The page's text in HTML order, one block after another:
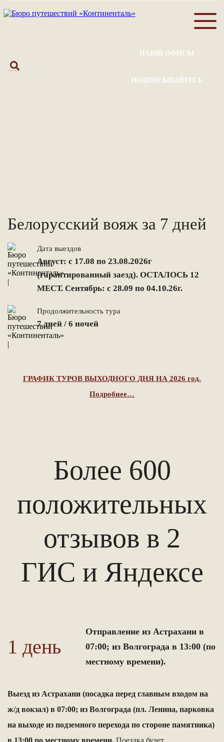
НАШИ ОФИСЫ
ПОДПИСЫВАЙТЕСЬ
Белорусский вояж за 7 дней
Дата выездов
Август: с 17.08 по 23.08.2026г
(гарантированный заезд). ОСТАЛОСЬ 12
МЕСТ. Сентябрь: с 28.09 по 04.10.26г.
Продолжительность тура
7 дней / 6 ночей
ГРАФИК ТУРОВ ВЫХОДНОГО ДНЯ НА 2026 год.
Подробнее…
Более 600
положительных
отзывов в 2
ГИС и Яндексе
1 день
Отправление из Астрахани в
07:00; из Волгограда в 13:00 (по
местному времени).
Выезд из Астрахани (посадка перед главным входом на
ж/д вокзал) в 07:00; из Волгограда (пл. Ленина, парковка
на выходе из подземного перехода по стороне памятника)
в 13:00 по местному времени. Поездка будет